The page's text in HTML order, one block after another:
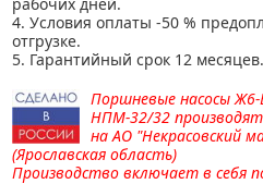
рабочих дней.
4. Условия оплаты -50 %
отгрузке.
5. Гарантийный срок 12 месяцев.
Поршневые насосы
НПМ-32/32
на АО "Некрасовский
(Ярославская область)
Производство включает в себя